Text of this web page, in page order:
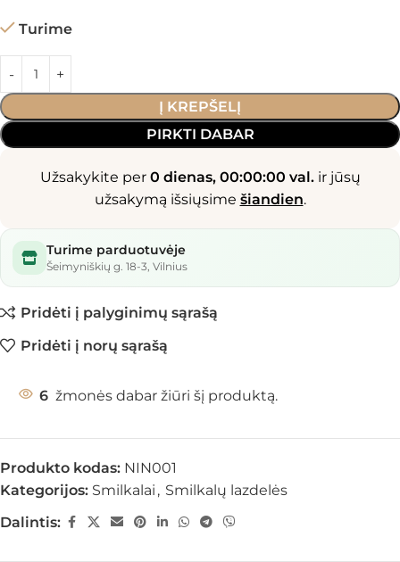
Turime
Į KREPŠELĮ
PIRKTI DABAR
Užsakykite per 0 dienas, 00:00:00 val.ir jūsų
užsakymą išsiųsime šiandien.
Turime parduotuvėje
Šeimyniškių g. 18-3, Vilnius
Pridėti į palyginimų sąrašą
Pridėti į norų sąrašą
6 žmonės dabar žiūri šį produktą.
Produkto kodas: NIN001
Kategorijos: Smilkalai , Smilkalų lazdelės
Dalintis: